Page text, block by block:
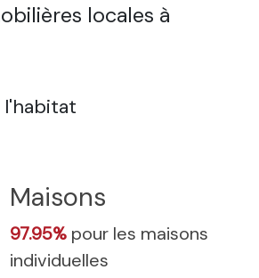
locales à
Maisons
97.95% pour les maisons
individuelles